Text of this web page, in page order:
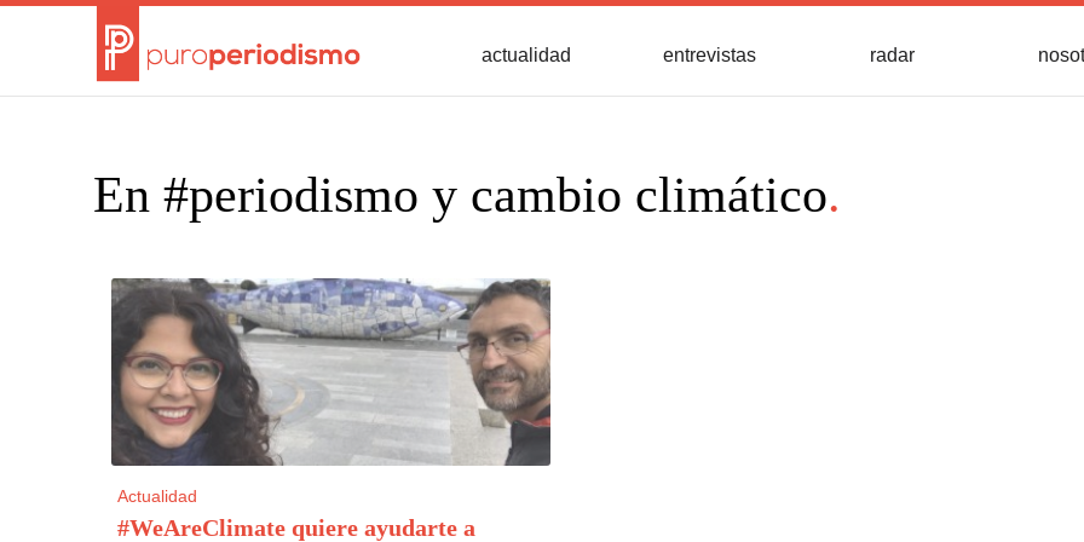
actualidad entrevistas radar
En #periodismo y cambio climático.
Actualidad
#WeAreClimate quiere ayudarte a